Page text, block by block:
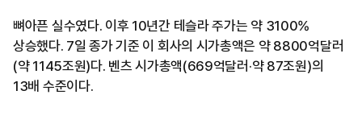
뼈아픈 실수였다. 이후 10년간 테슬라 주가는 약 3100%
상승했다. 7일 종가 기준 이 회사의 시가총액은 약 8800억달러
(약 1145조원)다. 벤츠 시가총액(669억달러·약 87조원)의
13배 수준이다.